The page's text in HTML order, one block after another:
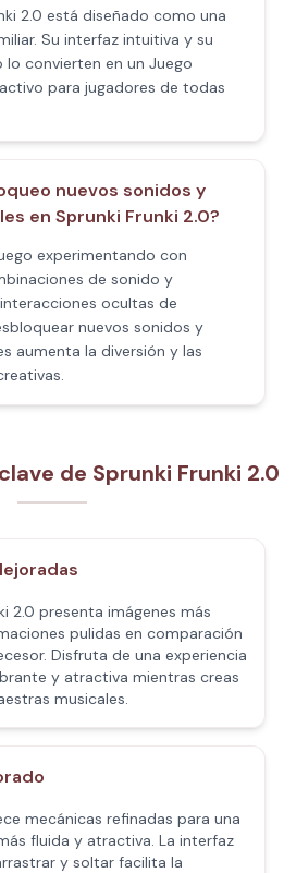
2.0 está diseñado como una
Su interfaz intuitiva y su
lo convierten en un Juego
para jugadores de todas
nuevos sonidos y
en Sprunki Frunki 2.0?
experimentando con
de sonido y
ocultas de
nuevos sonidos y
aumenta la diversión y las
de Sprunki Frunki 2.0
2.0 presenta imágenes más
pulidas en comparación
Disfruta de una experiencia
y atractiva mientras creas
musicales.
mecánicas refinadas para una
fluida y atractiva. La interfaz
y soltar facilita la